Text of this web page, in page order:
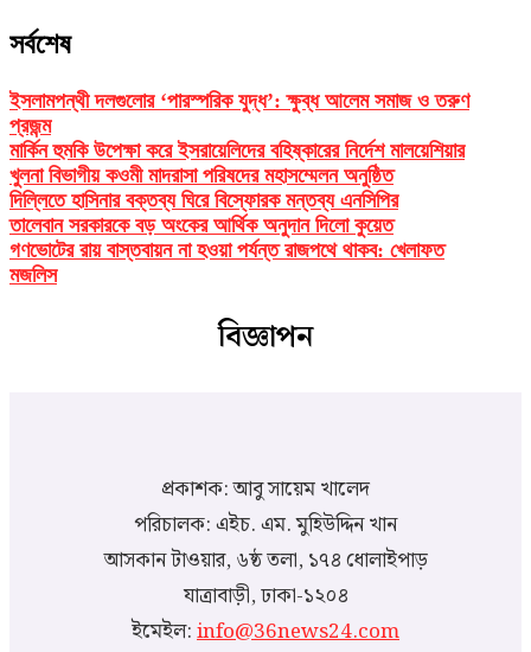
সর্বশেষ
ইসলামপন্থী দলগুলোর ‘পারস্পরিক যুদ্ধ’: ক্ষুব্ধ আলেম সমাজ ও তরুণ
প্রজন্ম
মার্কিন হুমকি উপেক্ষা করে ইসরায়েলিদের বহিষ্কারের নির্দেশ মালয়েশিয়ার
খুলনা বিভাগীয় কওমী মাদরাসা পরিষদের মহাসম্মেলন অনুষ্ঠিত
দিল্লিতে হাসিনার বক্তব্য ঘিরে বিস্ফোরক মন্তব্য এনসিপির
তালেবান সরকারকে বড় অংকের আর্থিক অনুদান দিলো কুয়েত
গণভোটের রায় বাস্তবায়ন না হওয়া পর্যন্ত রাজপথে থাকব: খেলাফত
মজলিস
বিজ্ঞাপন
প্রকাশক: আবু সায়েম খালেদ
পরিচালক: এইচ. এম. মুহিউদ্দিন খান
আসকান টাওয়ার, ৬ষ্ঠ তলা, ১৭৪ ধোলাইপাড়
যাত্রাবাড়ী, ঢাকা-১২০৪
ইমেইল:info@36news24.com